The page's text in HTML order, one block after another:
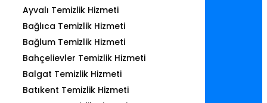
Ayvalı Temizlik Hizmeti
Bağlıca Temizlik Hizmeti
Bağlum Temizlik Hizmeti
Bahçelievler Temizlik Hizmeti
Balgat Temizlik Hizmeti
Batıkent Temizlik Hizmeti